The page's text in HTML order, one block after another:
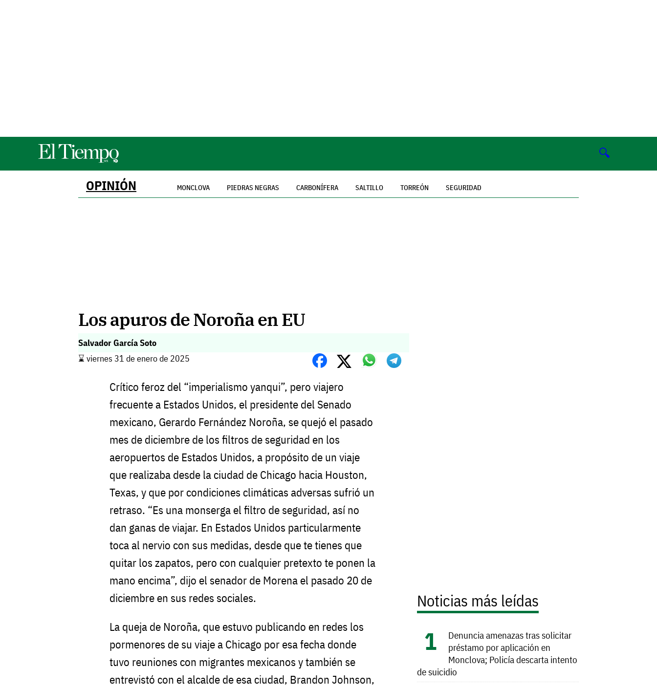
🔍
OPINIÓN MONCLOVA PIEDRAS NEGRAS CARBONÍFERA SALTILLO TORREÓN SEGURIDAD
Los apuros de Noroña en EU
Salvador García Soto
⌛️ viernes 31 de enero de 2025
Crítico feroz del “imperialismo yanqui”, pero viajero
frecuente a Estados Unidos, el presidente del Senado
mexicano, Gerardo Fernández Noroña, se quejó el pasado
mes de diciembre de los filtros de seguridad en los
aeropuertos de Estados Unidos, a propósito de un viaje
que realizaba desde la ciudad de Chicago hacia Houston,
Texas, y que por condiciones climáticas adversas sufrió un
retraso. “Es una monserga el filtro de seguridad, así no
dan ganas de viajar. En Estados Unidos particularmente
toca al nervio con sus medidas, desde que te tienes que
quitar los zapatos, pero con cualquier pretexto te ponen la
mano encima”, dijo el senador de Morena el pasado 20 de
diciembre en sus redes sociales.
La queja de Noroña, que estuvo publicando en redes los
pormenores de su viaje a Chicago por esa fecha donde
tuvo reuniones con migrantes mexicanos y también se
entrevistó con el alcalde de esa ciudad, Brandon Johnson,
Noticias más leídas
Denuncia amenazas tras solicitar
préstamo por aplicación en
Monclova; Policía descarta intento
de suicidio